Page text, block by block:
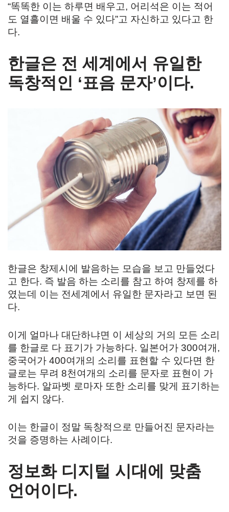
“똑똑한 이는 하루면 배우고, 어리석은 이는 적어
도 열흘이면 배울 수 있다”고 자신하고 있다고 한
다.
한글은 전 세계에서 유일한
독창적인 ‘표음 문자’이다.
한글은 창제시에 발음하는 모습을 보고 만들었다
고 한다. 즉 발음 하는 소리를 참고 하여 창제를 하
였는데 이는 전세계에서 유일한 문자라고 보면 된
다.
이게 얼마나 대단하냐면 이 세상의 거의 모든 소리
를 한글로 다 표기가 가능하다. 일본어가 300여개,
중국어가 400여개의 소리를 표현할 수 있다면 한
글로는 무려 8천여개의 소리를 문자로 표현이 가
능하다. 알파벳 로마자 또한 소리를 맞게 표기하는
게 쉽지 않다.
이는 한글이 정말 독창적으로 만들어진 문자라는
것을 증명하는 사례이다.
정보화 디지털 시대에 맞춤
언어이다.